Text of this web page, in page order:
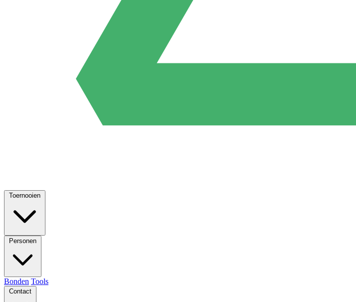
Toernooien
Personen
Bonden Tools
Contact